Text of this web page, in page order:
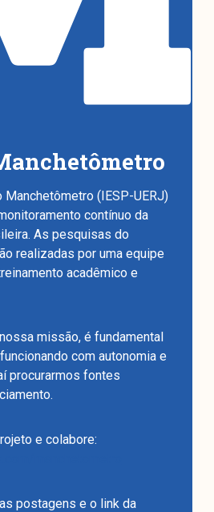
Manchetômetro (IESP-UERJ)
contínuo da
As pesquisas do
realizadas por uma equipe
acadêmico e
missão, é fundamental
com autonomia e
procurarmos fontes
e colabore:
postagens e o link da